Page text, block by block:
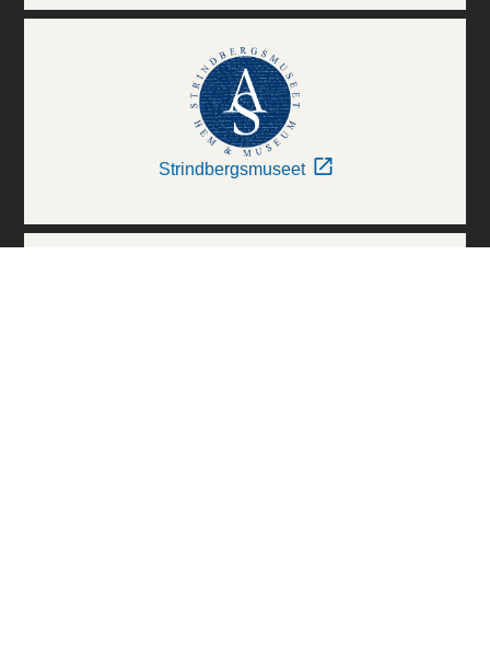
Strindbergsmuseet